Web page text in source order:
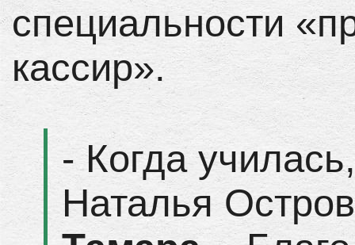
специальности
кассир».
- Когда
Наталья